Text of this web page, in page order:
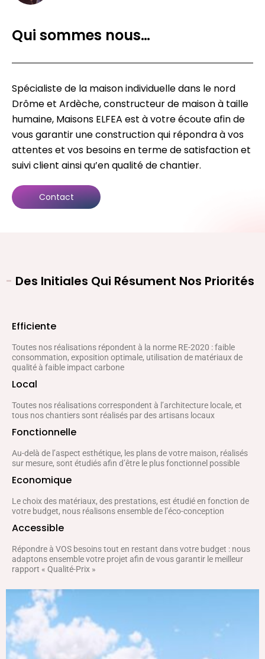
Qui sommes nous…
Spécialiste de la maison individuelle dans le nord
Drôme et Ardèche, constructeur de maison à taille
humaine, Maisons ELFEA est à votre écoute afin de
vous garantir une construction qui répondra à vos
attentes et vos besoins en terme de satisfaction et
suivi client ainsi qu’en qualité de chantier.
Contact
- Des Initiales Qui Résument Nos Priorités
Efficiente
Toutes nos réalisations répondent à la norme RE-2020 : faible
consommation, exposition optimale, utilisation de matériaux de
qualité à faible impact carbone
Local
Toutes nos réalisations correspondent à l’architecture locale, et
tous nos chantiers sont réalisés par des artisans locaux
Fonctionnelle
Au-delà de l’aspect esthétique, les plans de votre maison, réalisés
sur mesure, sont étudiés afin d’être le plus fonctionnel possible
Economique
Le choix des matériaux, des prestations, est étudié en fonction de
votre budget, nous réalisons ensemble de l’éco-conception
Accessible
Répondre à VOS besoins tout en restant dans votre budget : nous
adaptons ensemble votre projet afin de vous garantir le meilleur
rapport « Qualité-Prix »